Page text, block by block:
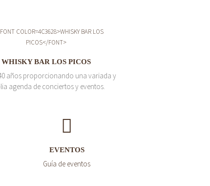
WHISKY BAR LOS PICOS
años proporcionando una variada y
agenda de conciertos y eventos.
EVENTOS
Guía de eventos